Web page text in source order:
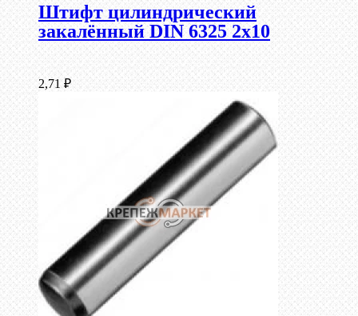
Штифт цилиндрический
закалённый DIN 6325 2х10
2,71 ₽